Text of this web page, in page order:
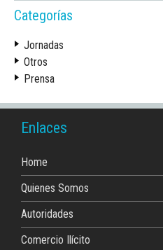
Categorías
Jornadas
Otros
Prensa
Enlaces
Home
Quienes Somos
Autoridades
Comercio Ilícito